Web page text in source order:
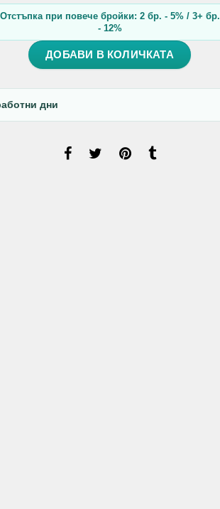
Отстъпка при повече бройки: 2 бр. - 5% / 3+ бр.
- 12%
ДОБАВИ В КОЛИЧКАТА
дни